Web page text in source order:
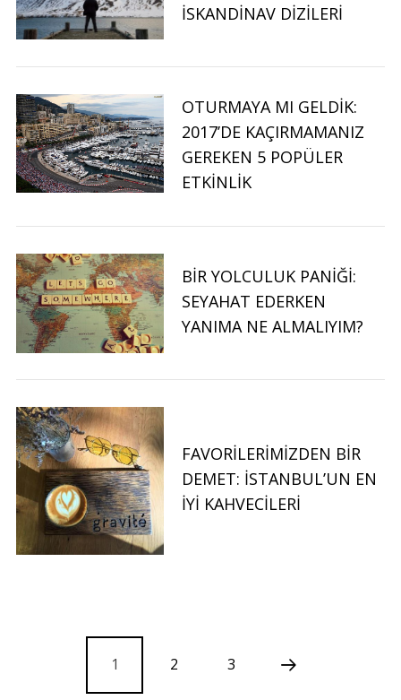
İSKANDINAV DIZILERI
OTURMAYA MI GELDIK:
2017’DE KAÇIRMAMANIZ
GEREKEN 5 POPÜLER
ETKINLIK
BIR YOLCULUK PANIĞI:
SEYAHAT EDERKEN
YANIMA NE ALMALIYIM?
FAVORILERIMIZDEN BIR
DEMET: İSTANBUL’UN EN
İYI KAHVECILERI
1 2 3